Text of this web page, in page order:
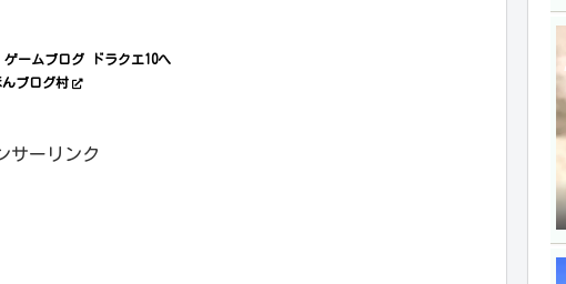
ブログ村
サーリンク